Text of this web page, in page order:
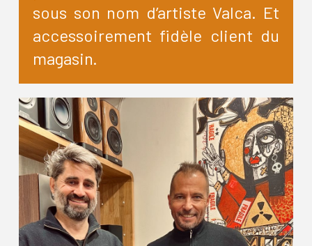
sous son nom d’artiste Valca. Et
accessoirement fidèle client du
magasin.